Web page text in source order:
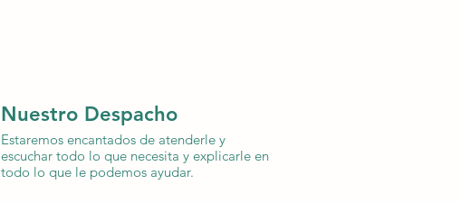
Nuestro Despacho
Estaremos encantados de atenderle y
escuchar todo lo que necesita y explicarle en
todo lo que le podemos ayudar.